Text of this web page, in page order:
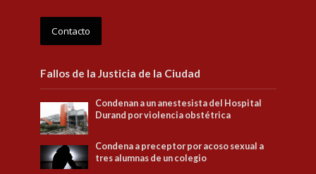
Contacto
Fallos de la Justicia de la Ciudad
Condenan a un anestesista del Hospital
Durand por violencia obstétrica
Condena a preceptor por acoso sexual a
tres alumnas de un colegio